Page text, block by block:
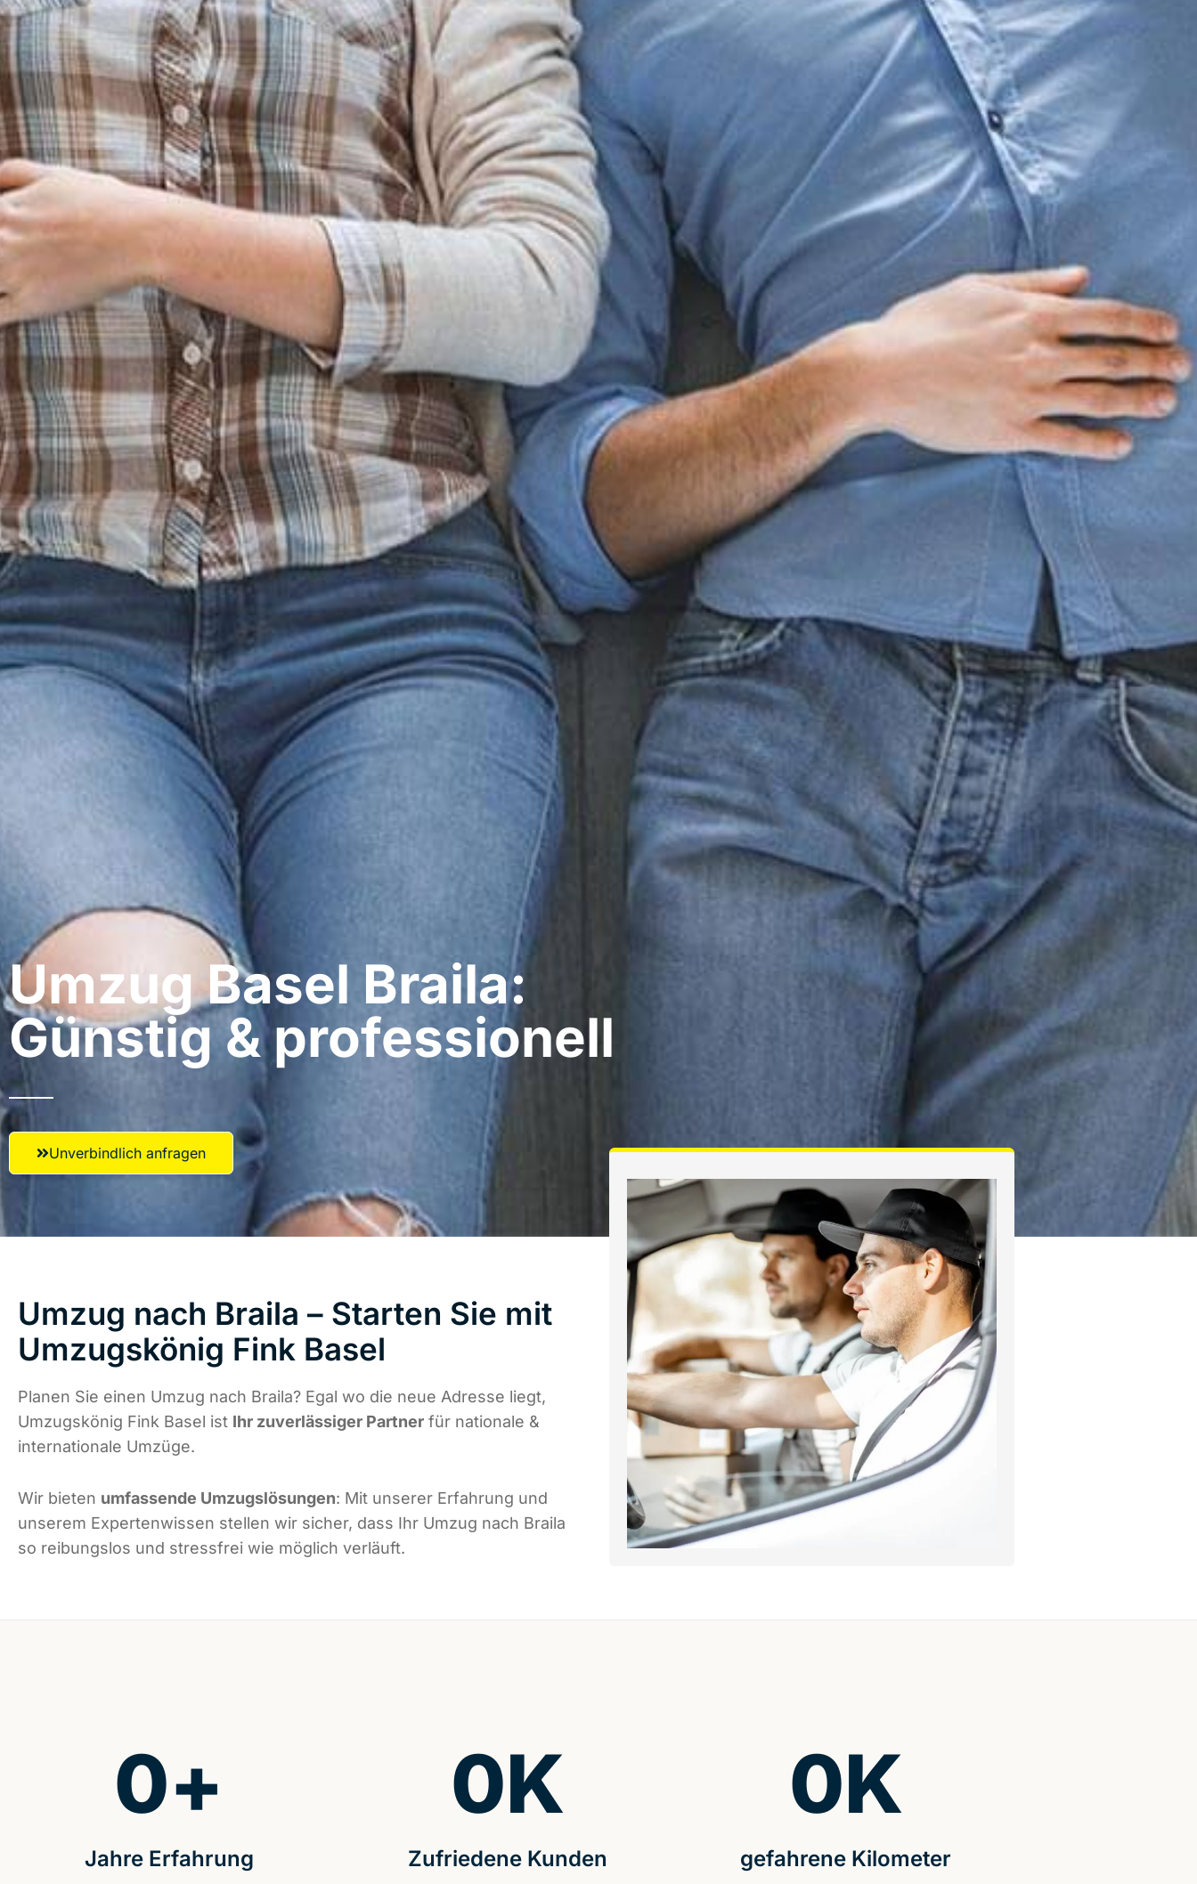
Umzug Basel​ Braila:
Günstig & professionell​
Unverbindlich anfragen
Umzug nach Braila – Starten Sie mit
Umzugskönig Fink Basel
Planen Sie einen Umzug nach Braila? Egal wo die neue Adresse liegt,
Umzugskönig Fink Basel ist Ihr zuverlässiger Partner für nationale &
internationale Umzüge.
Wir bieten umfassende Umzugslösungen: Mit unserer Erfahrung und
unserem Expertenwissen stellen wir sicher, dass Ihr Umzug nach Braila
so reibungslos und stressfrei wie möglich verläuft.
Jahre Erfahrung
0+
Zufriedene Kunden
0K
gefahrene Kilometer
0K